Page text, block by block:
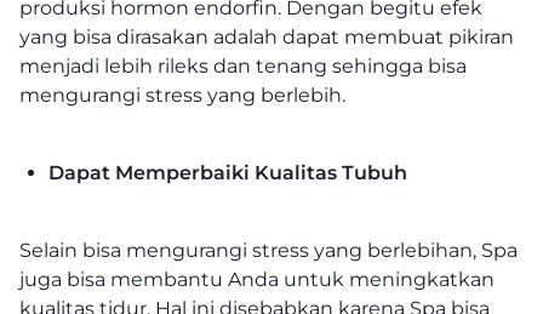
produksi hormon endorfin. Dengan begitu efek
yang bisa dirasakan adalah dapat membuat pikiran
menjadi lebih rileks dan tenang sehingga bisa
mengurangi stress yang berlebih.
Dapat Memperbaiki Kualitas Tubuh
Selain bisa mengurangi stress yang berlebihan, Spa
juga bisa membantu Anda untuk meningkatkan
kualitas tidur. Hal ini disebabkan karena Spa bisa